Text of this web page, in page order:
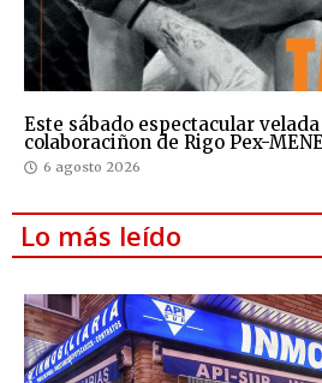
Este sábado espectacular
colaboraciñon de Rigo Pex-
6 agosto 2026
Lo más leído